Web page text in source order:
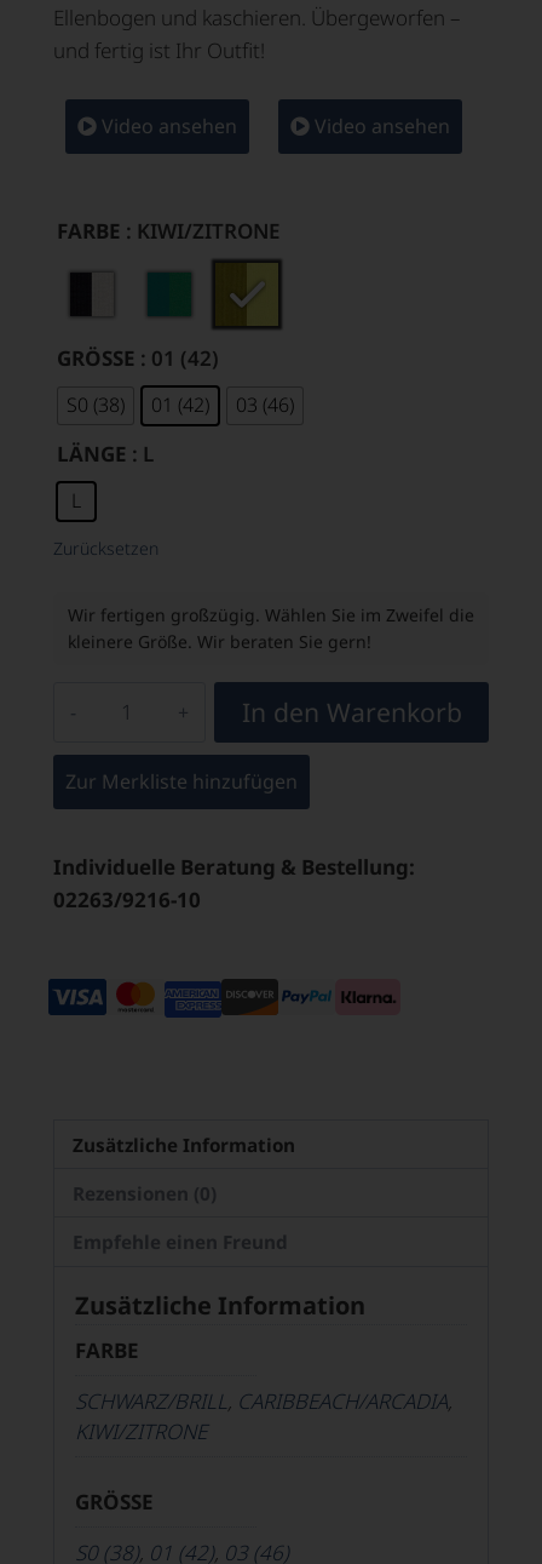
Ellenbogen und kaschieren. Übergeworfen –
und fertig ist Ihr Outfit!
Video ansehen Video ansehen
FARBE : KIWI/ZITRONE
GRÖSSE : 01 (42)
S0 (38) 01 (42) 03 (46)
LÄNGE : L
L
Zurücksetzen
Wir fertigen großzügig. Wählen Sie im Zweifel die
kleinere Größe. Wir beraten Sie gern!
In den Warenkorb
Zur Merkliste hinzufügen
Individuelle Beratung & Bestellung:
02263/9216-10
Zusätzliche Information
Rezensionen (0)
Empfehle einen Freund
Zusätzliche Information
FARBE
SCHWARZ/BRILL, CARIBBEACH/ARCADIA,
KIWI/ZITRONE
GRÖSSE
S0 (38), 01 (42), 03 (46)